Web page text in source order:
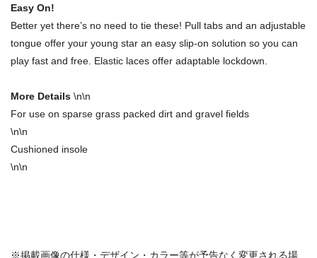
Easy On!
Better yet there’s no need to tie these! Pull tabs and an adjustable
tongue offer your young star an easy slip-on solution so you can
play fast and free. Elastic laces offer adaptable lockdown.
More Details \n\n
For use on sparse grass packed dirt and gravel fields
\n\n
Cushioned insole
\n\n
※掲載画像の仕様・デザイン・カラー等が予告なく変更される場